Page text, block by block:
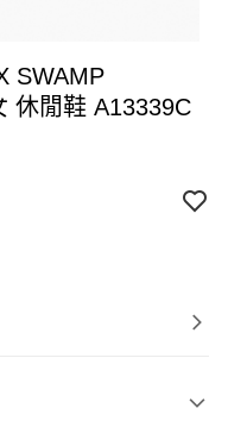
SWAMP
休閒鞋 A13339C